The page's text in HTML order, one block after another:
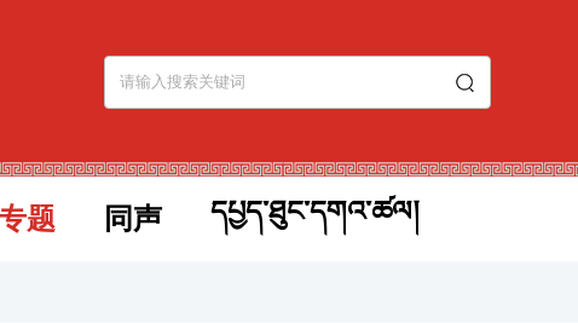
题 同声 དཔྱད་ཐུང་དགའ་ཚལ།